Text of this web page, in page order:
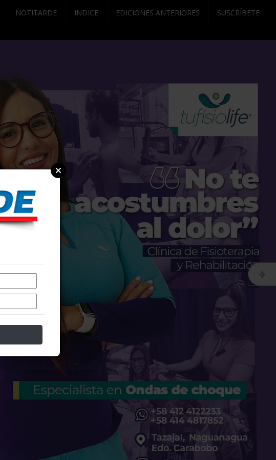
NOTITARDE INDICE EDICIONES ANTERIORES SUSCRÍBETE